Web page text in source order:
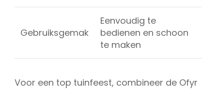
Gebruiksgemak
Eenvoudig te
bedienen en schoon
te maken
Voor een top tuinfeest, combineer de Ofyr